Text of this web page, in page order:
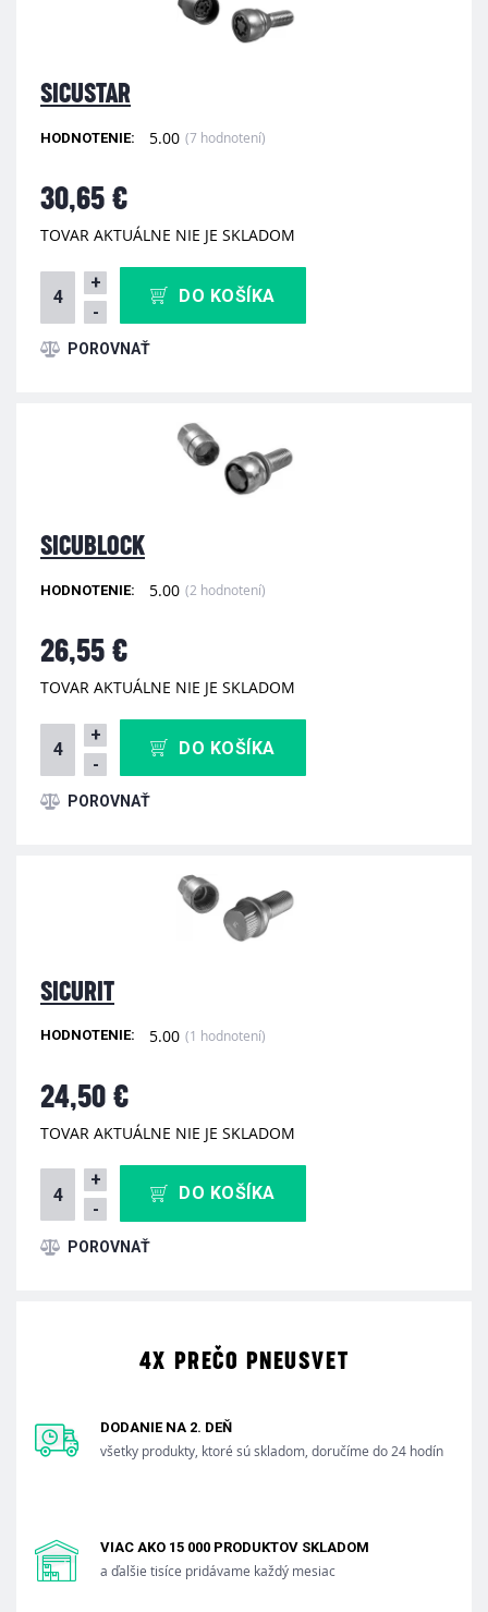
SICUSTAR
HODNOTENIE: 5.00 (7 hodnotení)
30,65 €
TOVAR AKTUÁLNE NIE JE SKLADOM
+
-
DO KOŠÍKA
SICUBLOCK
HODNOTENIE: 5.00 (2 hodnotení)
26,55 €
TOVAR AKTUÁLNE NIE JE SKLADOM
+
-
DO KOŠÍKA
SICURIT
HODNOTENIE: 5.00 (1 hodnotení)
24,50 €
TOVAR AKTUÁLNE NIE JE SKLADOM
+
-
DO KOŠÍKA
4X PREČO PNEUSVET
DODANIE NA 2. DEŇ
všetky produkty, ktoré sú skladom, doručíme do 24 hodín
VIAC AKO 15 000 PRODUKTOV SKLADOM
a ďalšie tisíce pridávame každý mesiac